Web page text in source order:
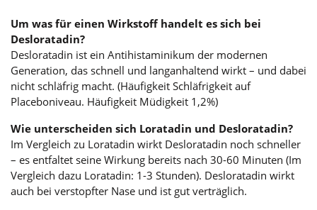
Um was für einen Wirkstoff handelt es sich bei
Desloratadin?
Desloratadin ist ein Antihistaminikum der modernen
Generation, das schnell und langanhaltend wirkt – und dabei
nicht schläfrig macht. (Häufigkeit Schläfrigkeit auf
Placeboniveau. Häufigkeit Müdigkeit 1,2%)
Wie unterscheiden sich Loratadin und Desloratadin?
Im Vergleich zu Loratadin wirkt Desloratadin noch schneller
– es entfaltet seine Wirkung bereits nach 30-60 Minuten (Im
Vergleich dazu Loratadin: 1-3 Stunden). Desloratadin wirkt
auch bei verstopfter Nase und ist gut verträglich.